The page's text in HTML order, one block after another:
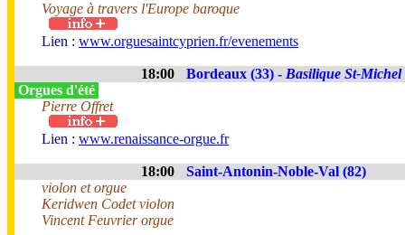
Voyage à travers l'Europe baroque
Lien : www.orguesaintcyprien.fr/evenements
18:00 Bordeaux (33) - Basilique St-Michel
Orgues d'été
Pierre Offret
Lien : www.renaissance-orgue.fr
18:00
Saint-Antonin-Noble-Val (82)
violon et orgue
Keridwen Codet violon
Vincent Feuvrier orgue